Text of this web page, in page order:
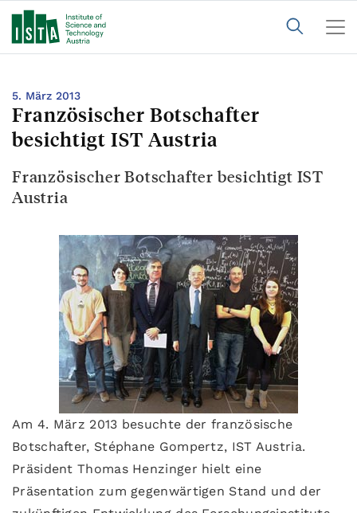
5. März 2013
Französischer Botschafter
besichtigt IST Austria
Französischer Botschafter besichtigt IST
Austria
Am 4. März 2013 besuchte der französische
Botschafter, Stéphane Gompertz, IST Austria.
Präsident Thomas Henzinger hielt eine
Präsentation zum gegenwärtigen Stand und der